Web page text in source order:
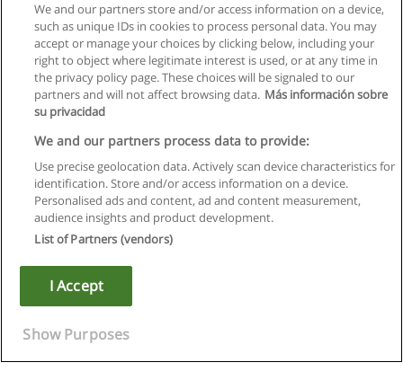
Regras de uso
Privacidade de dados
Copyright © Educaedu Business S.L. - CIF : B-95610580: -
We and our partners store and/or access information on a device,
such as unique IDs in cookies to process personal data. You may
accept or manage your choices by clicking below, including your
right to object where legitimate interest is used, or at any time in
the privacy policy page. These choices will be signaled to our
partners and will not affect browsing data. Más información sobre
su privacidad
We and our partners process data to provide:
Use precise geolocation data. Actively scan device characteristics for
identification. Store and/or access information on a device.
Personalised ads and content, ad and content measurement,
audience insights and product development.
List of Partners (vendors)
I Accept
Show Purposes